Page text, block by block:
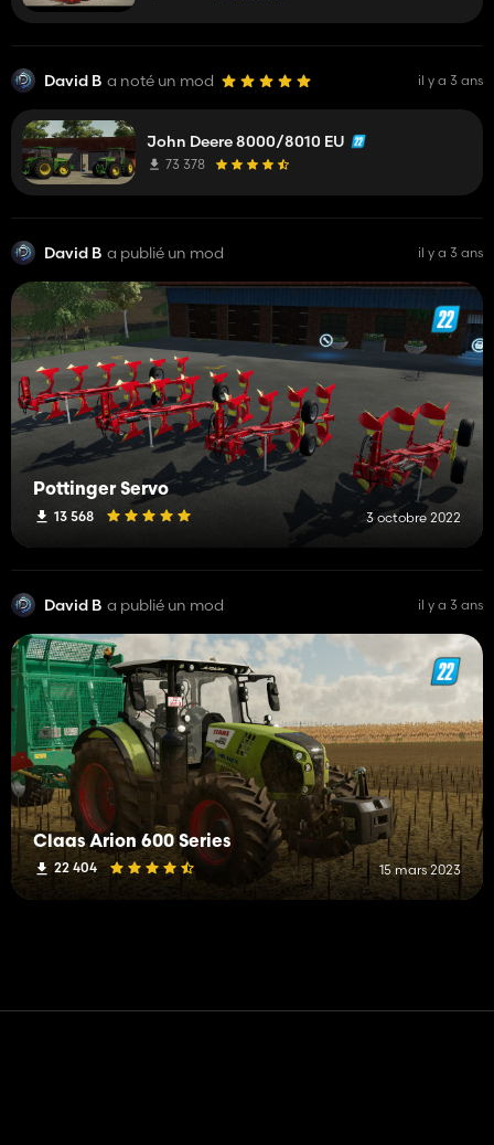
David B a noté un mod il y a 3 ans
John Deere 8000/8010 EU
73 378
David B a publié un mod il y a 3 ans
Pottinger Servo
13 568 3 octobre 2022
David B a publié un mod il y a 3 ans
Claas Arion 600 Series
22 404 15 mars 2023